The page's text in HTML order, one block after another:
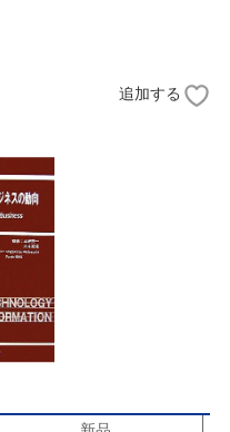
追加する